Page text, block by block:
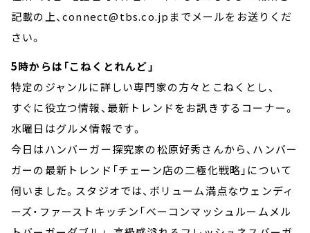
記載の上、connect@tbs.co.jpまでメールをお送りくだ
さい。
5時からは「こねくとれんど」
特定のジャンルに詳しい専門家の方々とこねくとし、
すぐに役立つ情報、最新トレンドをお訊きするコーナー。
水曜日はグルメ情報です。
今日はハンバーガー探究家の松原好秀さんから、ハンバー
ガーの最新トレンド「チェーン店の二極化戦略」について
伺いました。スタジオでは、ボリューム満点なウェンディ
ーズ・ファーストキッチン「ベーコンマッシュルームメル